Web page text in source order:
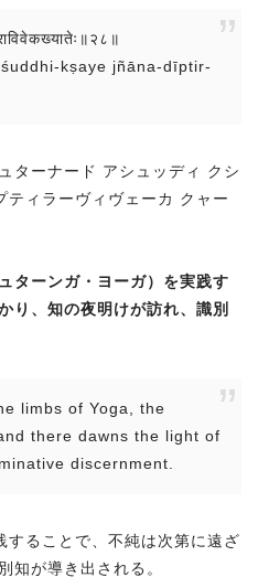
kṣaye jñāna-dīptir-
ターナード アシュッディ クシ
ティラーヴィヴェーカ クャー
ターンガ・ヨーガ）を実践す
り、知の夜明けが訪れ、識別
limbs of Yoga, the
there dawns the light of
discernment.
ることで、不純は次第に遠ざ
知が導き出される。